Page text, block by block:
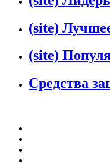
(site)
(site)
Средства